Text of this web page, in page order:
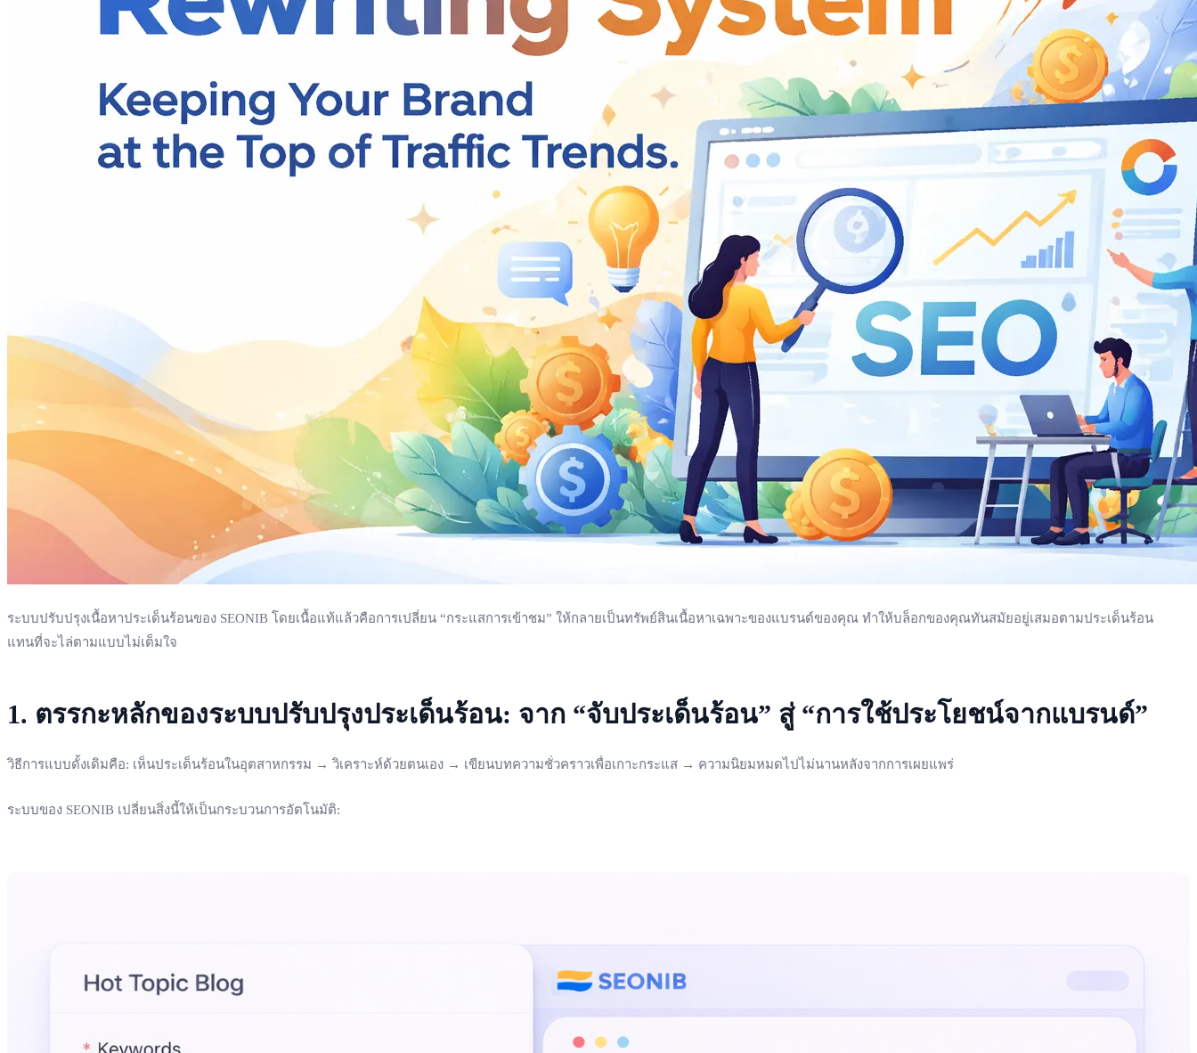
ระบบปรับปรุงเนื้อหาประเด็นร้อนของ SEONIB โดยเนื้อแท้แล้วคือการเปลี่ยน “กระแสการเข้าชม” ให้กลายเป็นทรัพย์สินเนื้อหาเฉพาะของแบรนด์ของคุณ ทำให้บล็อกของคุณทันสมัยอยู่เสมอตามประเด็นร้อน
แทนที่จะไล่ตามแบบไม่เต็มใจ
1. ตรรกะหลักของระบบปรับปรุงประเด็นร้อน: จาก “จับประเด็นร้อน” สู่ “การใช้ประโยชน์จากแบรนด์”
วิธีการแบบดั้งเดิมคือ: เห็นประเด็นร้อนในอุตสาหกรรม → วิเคราะห์ด้วยตนเอง → เขียนบทความชั่วคราวเพื่อเกาะกระแส → ความนิยมหมดไปไม่นานหลังจากการเผยแพร่
ระบบของ SEONIB เปลี่ยนสิ่งนี้ให้เป็นกระบวนการอัตโนมัติ: